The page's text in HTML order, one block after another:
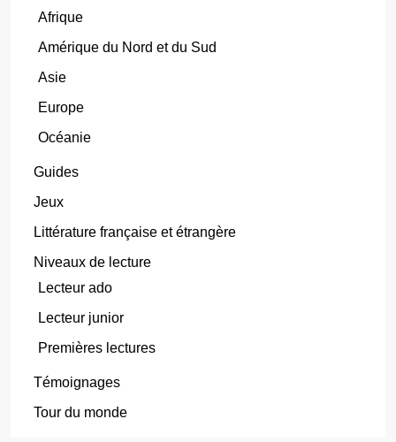
Afrique
Amérique du Nord et du Sud
Asie
Europe
Océanie
Guides
Jeux
Littérature française et étrangère
Niveaux de lecture
Lecteur ado
Lecteur junior
Premières lectures
Témoignages
Tour du monde